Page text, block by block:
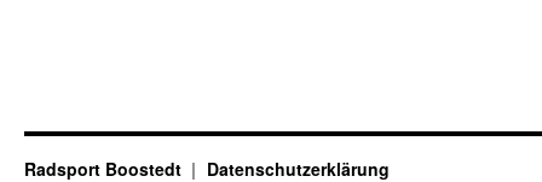
Radsport Boostedt Datenschutzerklärung